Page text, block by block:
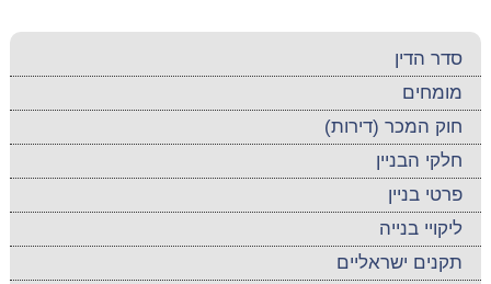
סדר הדין
מומחים
חוק המכר (דירות)
חלקי הבניין
פרטי בניין
ליקויי בנייה
תקנים ישראליים